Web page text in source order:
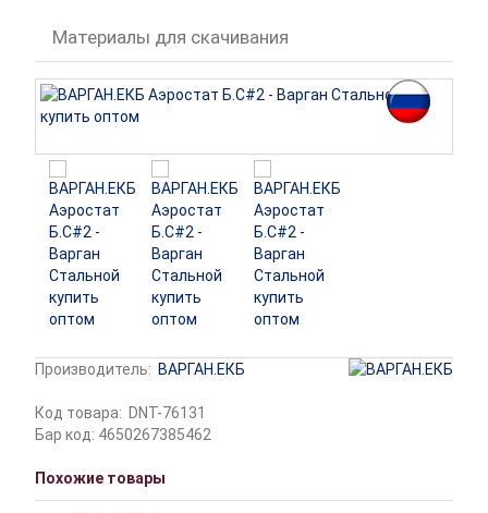
Материалы для скачивания
Производитель: ВАРГАН.ЕКБ
Код товара: DNT-76131
Бар код: 4650267385462
Похожие товары